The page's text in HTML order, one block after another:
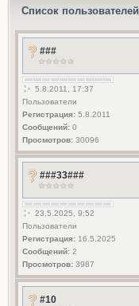
Список пользователей
###
5.8.2011, 17:37
Пользователи
Регистрация:5.8.2011
Сообщений:0
Просмотров:30096
###33###
23.5.2025, 9:52
Пользователи
Регистрация:16.5.2025
Сообщений:2
Просмотров:3987
#10